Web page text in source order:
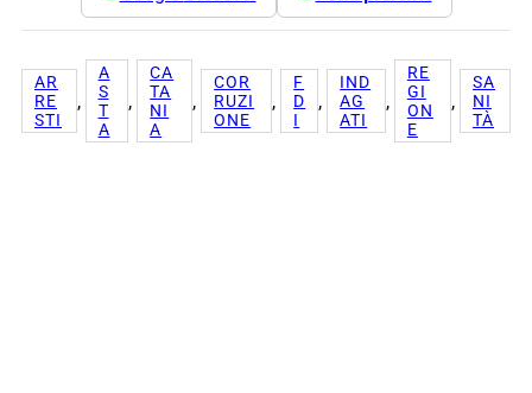
AR
RE
STI
,
A
S
T
A
,
CA
TA
NI
A
,
COR
RUZI
ONE
,
F
D
I
,
IND
AG
ATI
,
RE
GI
ON
E
,
SA
NI
TÀ